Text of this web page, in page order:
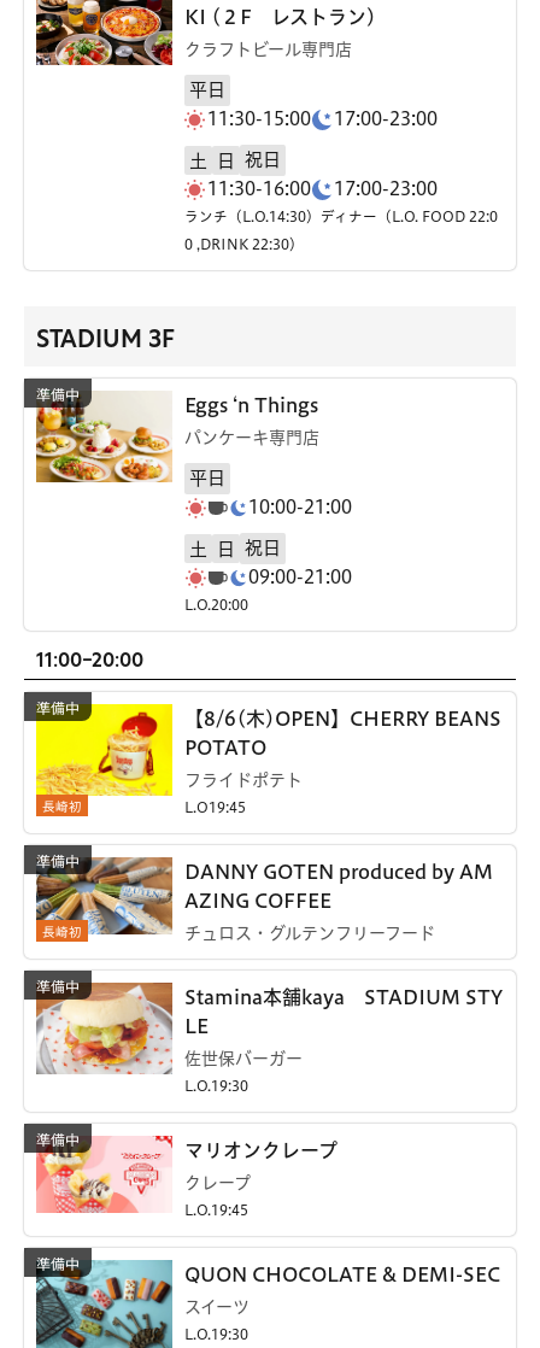
KI (２F レストラン)
クラフトビール専門店
平日
11:30-15:00
17:00-23:00
土 日
祝日
11:30-16:00
17:00-23:00
ランチ（L.O.14:30）ディナー（L.O. FOOD 22:0
0 ,DRINK 22:30）
STADIUM 3F
Eggs ‘n Things
パンケーキ専門店
平日
10:00-21:00
土 日
祝日
09:00-21:00
L.O.20:00
11:00-20:00
長崎初
【8/6(木)OPEN】CHERRY BEANS
POTATO
フライドポテト
L.O19:45
長崎初
DANNY GOTEN produced by AM
AZING COFFEE
チュロス・グルテンフリーフード
Stamina本舗kaya STADIUM STY
LE
佐世保バーガー
L.O.19:30
マリオンクレープ
クレープ
L.O.19:45
QUON CHOCOLATE & DEMI-SEC
スイーツ
L.O.19:30